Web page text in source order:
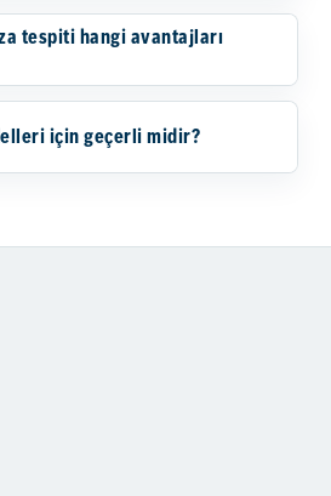
tespiti hangi avantajları
için geçerli midir?